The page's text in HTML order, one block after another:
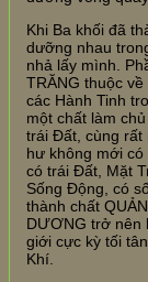
Khi Ba khối đã
dưỡng nhau
nhả lấy mình.
TRĂNG thuộc
các Hành Tinh
một chất làm
trái Đất, cùng rất
hư không mới
có trái Đất, Mặt
Sống Động, có
thành chất
DƯƠNG trở nên
giới cực kỳ tối
Khí.